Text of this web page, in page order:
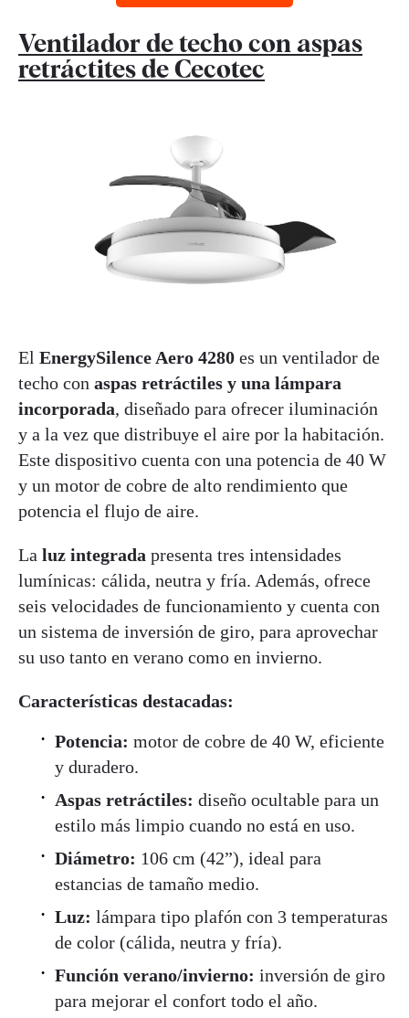
Ventilador de techo con aspas
retráctites de Cecotec
El EnergySilence Aero 4280 es un ventilador de
techo con aspas retráctiles y una lámpara
incorporada, diseñado para ofrecer iluminación
y a la vez que distribuye el aire por la habitación.
Este dispositivo cuenta con una potencia de 40 W
y un motor de cobre de alto rendimiento que
potencia el flujo de aire.
La luz integrada presenta tres intensidades
lumínicas: cálida, neutra y fría. Además, ofrece
seis velocidades de funcionamiento y cuenta con
un sistema de inversión de giro, para aprovechar
su uso tanto en verano como en invierno.
Características destacadas:
Potencia: motor de cobre de 40 W, eficiente
y duradero.
Aspas retráctiles: diseño ocultable para un
estilo más limpio cuando no está en uso.
Diámetro: 106 cm (42”), ideal para
estancias de tamaño medio.
Luz: lámpara tipo plafón con 3 temperaturas
de color (cálida, neutra y fría).
Función verano/invierno: inversión de giro
para mejorar el confort todo el año.